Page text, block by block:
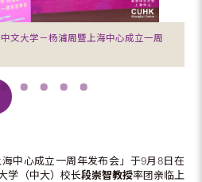
文大学－杨浦周暨上海中心成立一周
海中心成立一周年发布会」于9月8日在
学（中大）校长段崇智教授率团亲临上